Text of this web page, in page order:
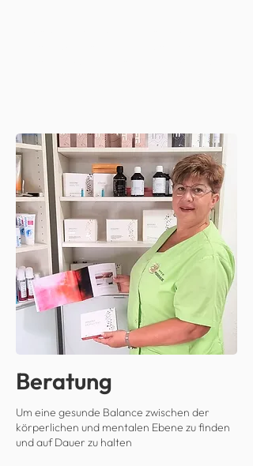
Beratung
Um eine gesunde Balance zwischen der
körperlichen und mentalen Ebene zu finden
und auf Dauer zu halten